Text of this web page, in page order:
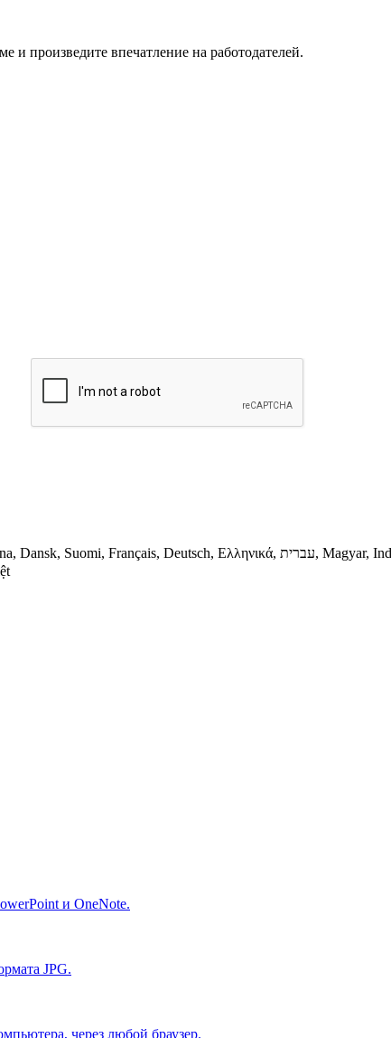
и произведите впечатление на работодателей.
и OneNote.
JPG.
через любой браузер.